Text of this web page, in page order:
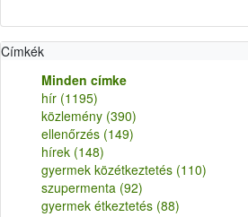
Címkék
Minden címke
hír (1195)
közlemény (390)
ellenőrzés (149)
hírek (148)
gyermek közétkeztetés (110)
szupermenta (92)
gyermek étkeztetés (88)